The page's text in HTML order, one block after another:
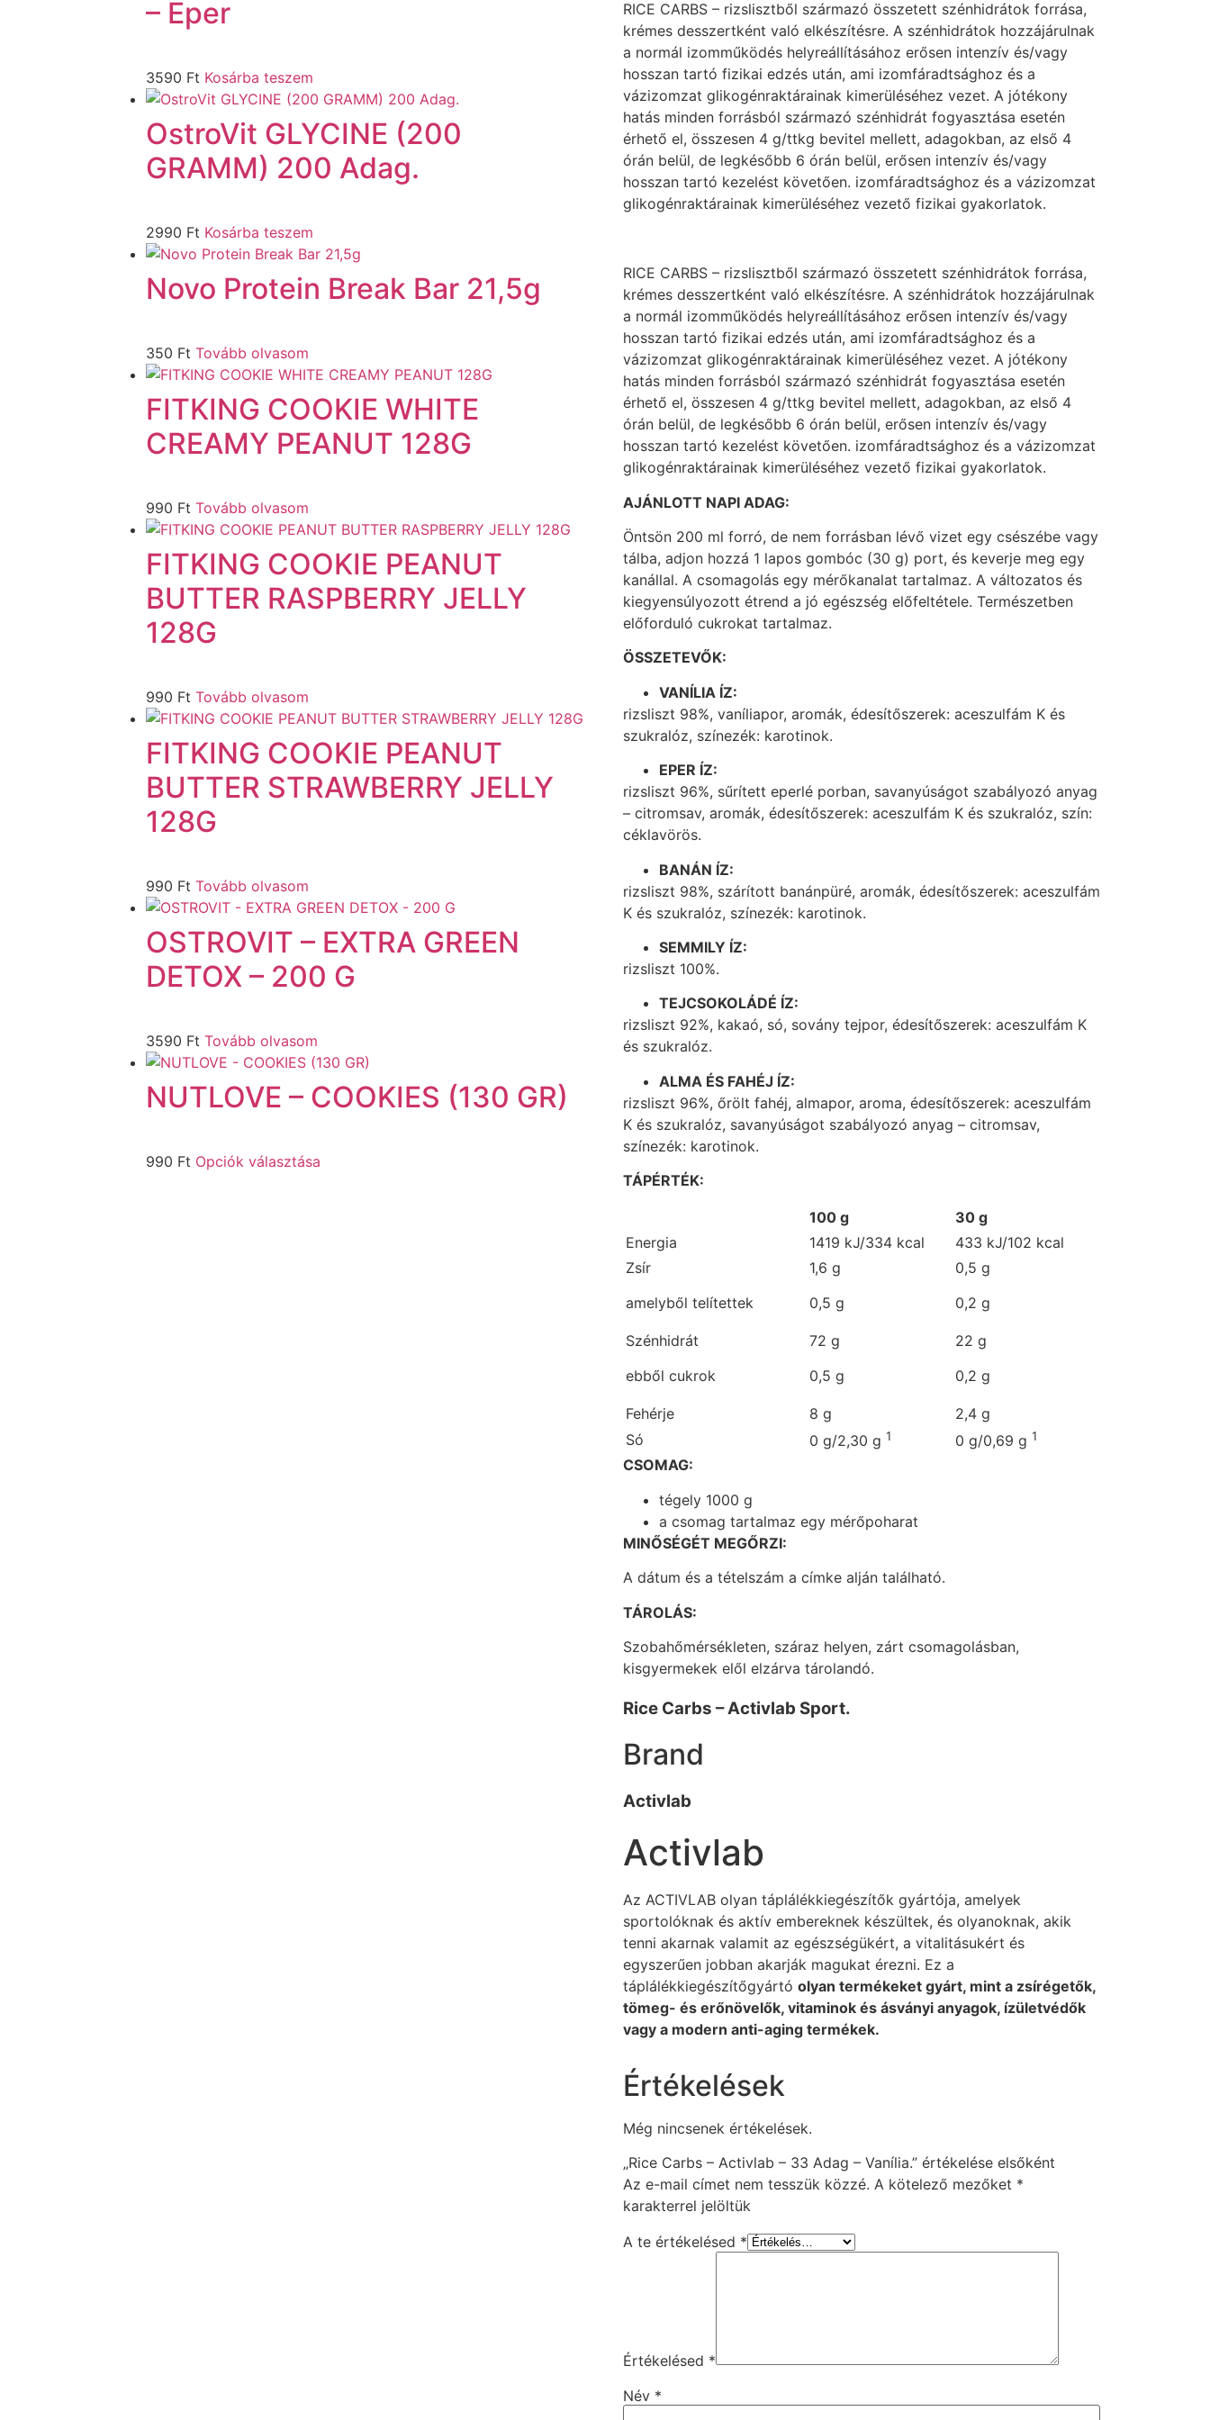
– Eper
3590 Ft Kosárba teszem
OstroVit GLYCINE (200
GRAMM) 200 Adag.
2990 Ft Kosárba teszem
Novo Protein Break Bar 21,5g
350 Ft Tovább olvasom
FITKING COOKIE WHITE
CREAMY PEANUT 128G
990 Ft Tovább olvasom
FITKING COOKIE PEANUT
BUTTER RASPBERRY JELLY
128G
990 Ft Tovább olvasom
FITKING COOKIE PEANUT
BUTTER STRAWBERRY JELLY
128G
990 Ft Tovább olvasom
OSTROVIT – EXTRA GREEN
DETOX – 200 G
3590 Ft Tovább olvasom
NUTLOVE – COOKIES (130 GR)
990 Ft Opciók választása
RICE CARBS – rizslisztből származó összetett szénhidrátok forrása,
krémes desszertként való elkészítésre. A szénhidrátok hozzájárulnak
a normál izomműködés helyreállításához erősen intenzív és/vagy
hosszan tartó fizikai edzés után, ami izomfáradtsághoz és a
vázizomzat glikogénraktárainak kimerüléséhez vezet. A jótékony
hatás minden forrásból származó szénhidrát fogyasztása esetén
érhető el, összesen 4 g/ttkg bevitel mellett, adagokban, az első 4
órán belül, de legkésőbb 6 órán belül, erősen intenzív és/vagy
hosszan tartó kezelést követően. izomfáradtsághoz és a vázizomzat
glikogénraktárainak kimerüléséhez vezető fizikai gyakorlatok.
RICE CARBS – rizslisztből származó összetett szénhidrátok forrása,
krémes desszertként való elkészítésre. A szénhidrátok hozzájárulnak
a normál izomműködés helyreállításához erősen intenzív és/vagy
hosszan tartó fizikai edzés után, ami izomfáradtsághoz és a
vázizomzat glikogénraktárainak kimerüléséhez vezet. A jótékony
hatás minden forrásból származó szénhidrát fogyasztása esetén
érhető el, összesen 4 g/ttkg bevitel mellett, adagokban, az első 4
órán belül, de legkésőbb 6 órán belül, erősen intenzív és/vagy
hosszan tartó kezelést követően. izomfáradtsághoz és a vázizomzat
glikogénraktárainak kimerüléséhez vezető fizikai gyakorlatok.
AJÁNLOTT NAPI ADAG:
Öntsön 200 ml forró, de nem forrásban lévő vizet egy csészébe vagy
tálba, adjon hozzá 1 lapos gombóc (30 g) port, és keverje meg egy
kanállal. A csomagolás egy mérőkanalat tartalmaz. A változatos és
kiegyensúlyozott étrend a jó egészség előfeltétele. Természetben
előforduló cukrokat tartalmaz.
ÖSSZETEVŐK:
VANÍLIA ÍZ:
rizsliszt 98%, vaníliapor, aromák, édesítőszerek: aceszulfám K és
szukralóz, színezék: karotinok.
EPER ÍZ:
rizsliszt 96%, sűrített eperlé porban, savanyúságot szabályozó anyag
– citromsav, aromák, édesítőszerek: aceszulfám K és szukralóz, szín:
céklavörös.
BANÁN ÍZ:
rizsliszt 98%, szárított banánpüré, aromák, édesítőszerek: aceszulfám
K és szukralóz, színezék: karotinok.
SEMMILY ÍZ:
rizsliszt 100%.
TEJCSOKOLÁDÉ ÍZ:
rizsliszt 92%, kakaó, só, sovány tejpor, édesítőszerek: aceszulfám K
és szukralóz.
ALMA ÉS FAHÉJ ÍZ:
rizsliszt 96%, őrölt fahéj, almapor, aroma, édesítőszerek: aceszulfám
K és szukralóz, savanyúságot szabályozó anyag – citromsav,
színezék: karotinok.
TÁPÉRTÉK:
100 g
30 g
Energia
1419 kJ/334 kcal
433 kJ/102 kcal
Zsír
amelyből telítettek
1,6 g
0,5 g
0,5 g
0,2 g
Szénhidrát
ebből cukrok
72 g
0,5 g
22 g
0,2 g
Fehérje 8 g
2,4 g
Só
0 g/2,30 g 1 0 g/0,69 g 1
CSOMAG:
tégely 1000 g
a csomag tartalmaz egy mérőpoharat
MINŐSÉGÉT MEGŐRZI:
A dátum és a tételszám a címke alján található.
TÁROLÁS:
Szobahőmérsékleten, száraz helyen, zárt csomagolásban,
kisgyermekek elől elzárva tárolandó.
Rice Carbs – Activlab Sport.
Brand
Activlab
Activlab
Az ACTIVLAB olyan táplálékkiegészítők gyártója, amelyek
sportolóknak és aktív embereknek készültek, és olyanoknak, akik
tenni akarnak valamit az egészségükért, a vitalitásukért és
egyszerűen jobban akarják magukat érezni. Ez a
táplálékkiegészítőgyártó olyan termékeket gyárt, mint a zsírégetők,
tömeg- és erőnövelők, vitaminok és ásványi anyagok, ízületvédők
vagy a modern anti-aging termékek.
Értékelések
Még nincsenek értékelések.
„Rice Carbs – Activlab – 33 Adag – Vanília.” értékelése elsőként
Az e-mail címet nem tesszük közzé. A kötelező mezőket *
karakterrel jelöltük
A te értékelésed *
Értékelésed *
Név *